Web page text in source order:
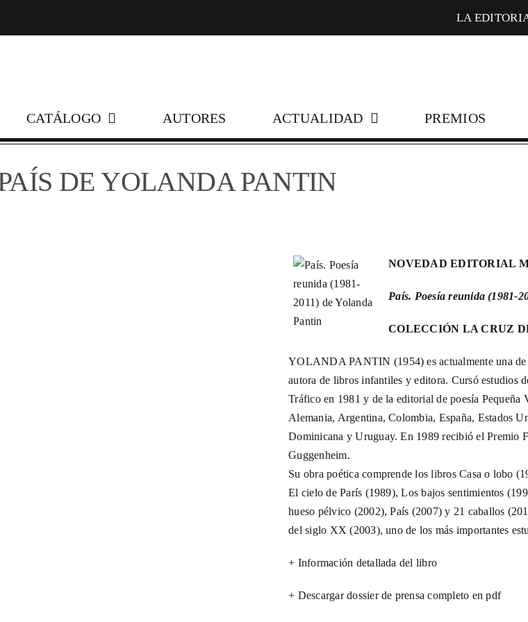
LA
CATÁLOGO AUTORES ACTUALIDAD PREMIOS
DE YOLANDA PANTIN
NOVEDAD EDITORIAL
País. Poesía reunida (1981-
COLECCIÓN LA CRUZ
YOLANDA PANTIN (1954) es actualmente una de
autora de libros infantiles y editora. Cursó estudios
Tráfico en 1981 y de la editorial de poesía Pequeña
Alemania, Argentina, Colombia, España, Estados
Dominicana y Uruguay. En 1989 recibió el Premio
Guggenheim.
Su obra poética comprende los libros Casa o lobo
El cielo de París (1989), Los bajos sentimientos
hueso pélvico (2002), País (2007) y 21 caballos
del siglo XX (2003), uno de los más importantes
+ Información detallada del libro
+ Descargar dossier de prensa completo en pdf